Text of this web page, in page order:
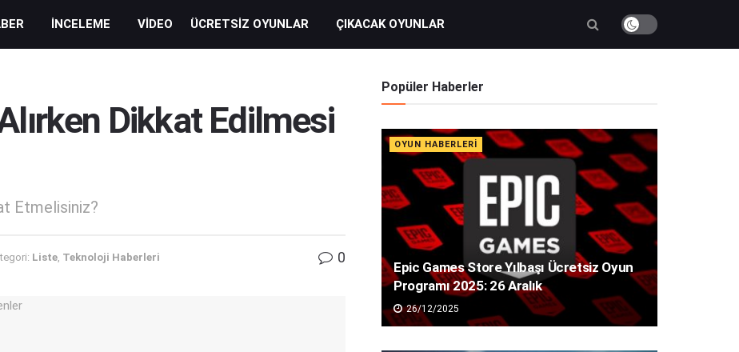
İNCELEME VIDEO ÜCRETSIZ OYUNLAR ÇIKACAK OYUNLAR
Dikkat Edilmesi
Etmelisiniz?
Liste Teknoloji Haberleri 0
Popüler Haberler
OYUN HABERLERI
Epic Games Store Yılbaşı Ücretsiz Oyun
Programı 2025: 26 Aralık
26/12/2025